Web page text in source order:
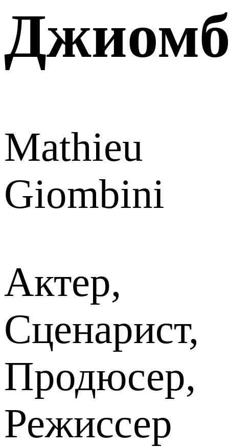
Mathieu
Giombini
Актер,
Сценарист,
Продюсер,
Режиссер